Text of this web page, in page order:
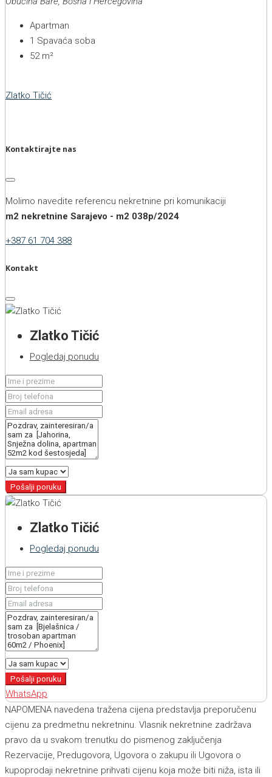
Apartman
1 Spavaća soba
52 m²
Zlatko Tičić
Kontaktirajte nas
Molimo navedite referencu nekretnine pri komunikaciji
m2 nekretnine Sarajevo - m2 038p/2024
+387 61 704 388
Kontakt
Zlatko Tičić
Pogledaj ponudu
Pošalji poruku
Zlatko Tičić
Pogledaj ponudu
Pošalji poruku
WhatsApp
NAPOMENA navedena tražena cijena predstavlja preporučenu
cijenu za predmetnu nekretninu. Vlasnik nekretnine zadržava
pravo da u svakom trenutku do pismenog zaključenja
Rezervacije, Predugovora, Ugovora o zakupu ili Ugovora o
kupoprodaji nekretnine prihvati cijenu koja može biti niža, ista ili